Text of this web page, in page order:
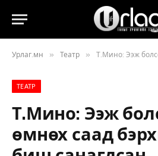
Урлаг.мн » Театр » Т.Мино: Ээж болсоноор
ТЕАТР
Т.Мино: Ээж
өмнөх саад